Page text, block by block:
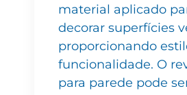
decorar superfícies
proporcionando
funcionalidade. O
para parede pode
você procura para